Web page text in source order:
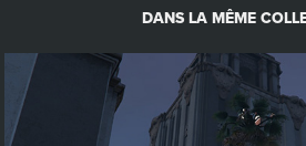
DANS LA MÊME